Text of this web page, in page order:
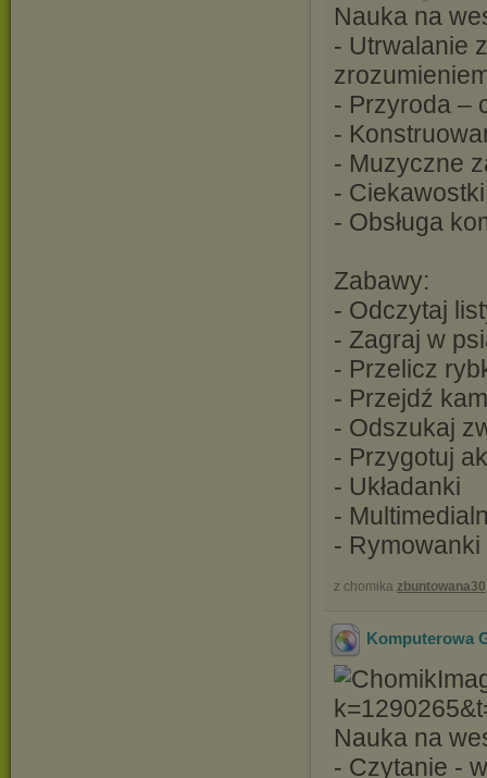
Nauka na
- Utrwalanie
- Przyroda –
-
- Muzyczne
-
- Obsługa
Zabawy:
- Odczytaj
- Zagraj w
- Przelicz
- Przejdź
- Odszukaj
- Przygotuj
- Układanki
-
-
z chomika zbuntowana30
Komputerowa
Nauka na
- Czytanie -